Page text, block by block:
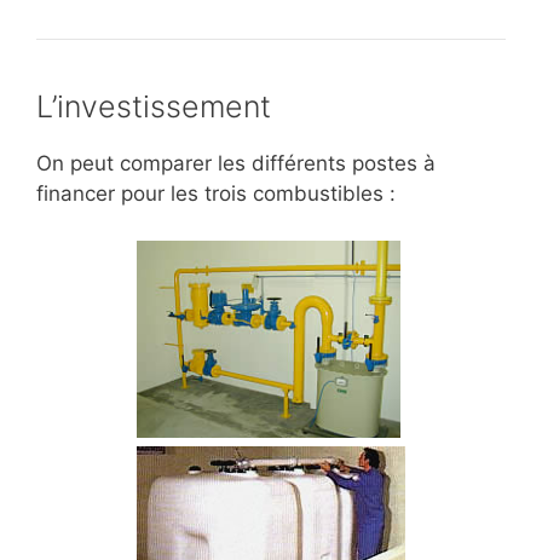
L’investissement
On peut comparer les différents postes à
financer pour les trois combustibles :